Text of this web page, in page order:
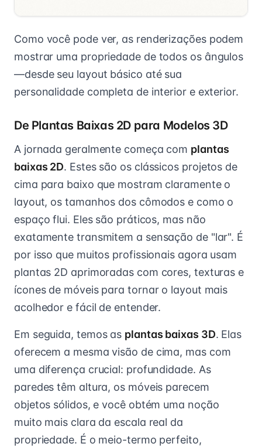
Como você pode ver, as renderizações podem
mostrar uma propriedade de todos os ângulos
—desde seu layout básico até sua
personalidade completa de interior e exterior.
De Plantas Baixas 2D para Modelos 3D
A jornada geralmente começa com plantas
baixas 2D. Estes são os clássicos projetos de
cima para baixo que mostram claramente o
layout, os tamanhos dos cômodos e como o
espaço flui. Eles são práticos, mas não
exatamente transmitem a sensação de "lar". É
por isso que muitos profissionais agora usam
plantas 2D aprimoradas com cores, texturas e
ícones de móveis para tornar o layout mais
acolhedor e fácil de entender.
Em seguida, temos as plantas baixas 3D. Elas
oferecem a mesma visão de cima, mas com
uma diferença crucial: profundidade. As
paredes têm altura, os móveis parecem
objetos sólidos, e você obtém uma noção
muito mais clara da escala real da
propriedade. É o meio-termo perfeito,